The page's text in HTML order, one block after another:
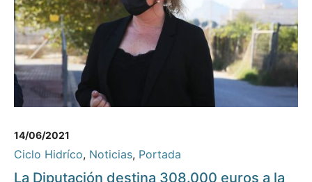
14/06/2021
Ciclo Hidríco, Noticias, Portada
La Diputación destina 308.000 euros a la